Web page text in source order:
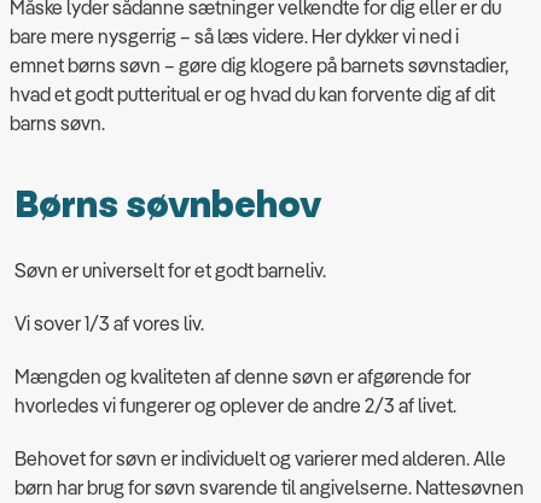
Måske lyder sådanne sætninger velkendte for dig eller er du
bare mere nysgerrig – så læs videre. Her dykker vi ned i
emnet børns søvn – gøre dig klogere på barnets søvnstadier,
hvad et godt putteritual er og hvad du kan forvente dig af dit
barns søvn.
Børns søvnbehov
Søvn er universelt for et godt barneliv.
Vi sover 1/3 af vores liv.
Mængden og kvaliteten af denne søvn er afgørende for
hvorledes vi fungerer og oplever de andre 2/3 af livet.
Behovet for søvn er individuelt og varierer med alderen. Alle
børn har brug for søvn svarende til angivelserne. Nattesøvnen